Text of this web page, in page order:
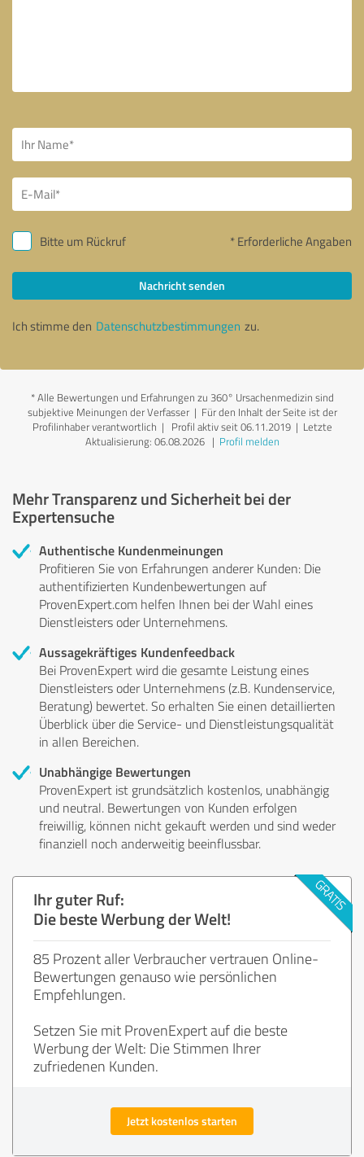
Bitte um Rückruf * Erforderliche Angaben
Nachricht senden
Ich stimme den Datenschutzbestimmungen zu.
*Alle Bewertungen und Erfahrungen zu 360° Ursachenmedizin sind
subjektive Meinungen der Verfasser | Für den Inhalt der Seite ist der
Profilinhaber verantwortlich | Profil aktiv seit 06.11.2019 | Letzte
Aktualisierung: 06.08.2026| Profil melden
Mehr Transparenz und Sicherheit bei der
Expertensuche
Authentische Kundenmeinungen
Profitieren Sie von Erfahrungen anderer Kunden: Die
authentifizierten Kundenbewertungen auf
ProvenExpert.com helfen Ihnen bei der Wahl eines
Dienstleisters oder Unternehmens.
Aussagekräftiges Kundenfeedback
Bei ProvenExpert wird die gesamte Leistung eines
Dienstleisters oder Unternehmens (z.B. Kundenservice,
Beratung) bewertet. So erhalten Sie einen detaillierten
Überblick über die Service- und Dienstleistungsqualität
in allen Bereichen.
Unabhängige Bewertungen
ProvenExpert ist grundsätzlich kostenlos, unabhängig
und neutral. Bewertungen von Kunden erfolgen
freiwillig, können nicht gekauft werden und sind weder
finanziell noch anderweitig beeinflussbar.
Ihr guter Ruf:
Die beste Werbung der Welt!
85 Prozent aller Verbraucher vertrauen Online-
Bewertungen genauso wie persönlichen
Empfehlungen.
Setzen Sie mit ProvenExpert auf die beste
Werbung der Welt: Die Stimmen Ihrer
zufriedenen Kunden.
Jetzt kostenlos starten